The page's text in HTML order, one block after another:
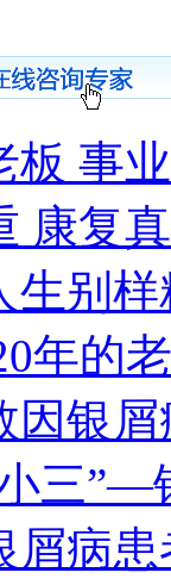
板 事
康复
生别
年的
因银
三”—
屑病